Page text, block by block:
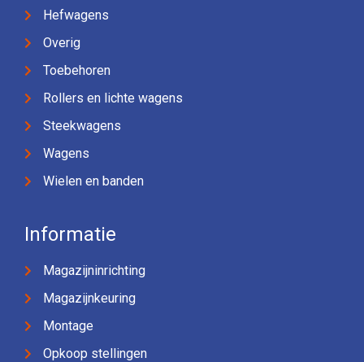
Hefwagens
Overig
Toebehoren
Rollers en lichte wagens
Steekwagens
Wagens
Wielen en banden
Informatie
Magazijninrichting
Magazijnkeuring
Montage
Opkoop stellingen